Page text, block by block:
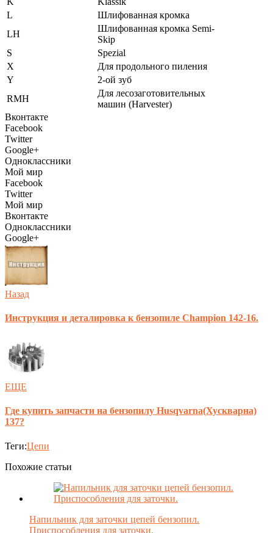
L
Шлифованная кромка
LH
Шлифованная кромка Semi-
Skip
S
Spezial
X
Для продольного пиления
Y
2-ой зуб
RMH
Для лесозаготовительных
машин (Harvester)
Вконтакте
Facebook
Twitter
Google+
Одноклассники
Мой мир
Facebook
Twitter
Мой мир
Вконтакте
Одноклассники
Google+
Назад
Инструкция и деталировка к бензопиле Champion 142-16.
ЕЩЕ
Где купить запчасти на бензопилу Husqvarna(Хускварна)
137?
Теги:Цепи
Похожие статьи
Напильник для заточки цепей бензопил.
Приспособления для заточки.